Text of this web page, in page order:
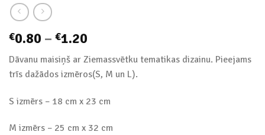
€0.80 – €1.20
range:
€0.80
through
€1.20
Dāvanu maisiņš ar Ziemassvētku tematikas dizainu. Pieejams
trīs dažādos izmēros(S, M un L).
S izmērs – 18 cm x 23 cm
M izmērs – 25 cm x 32 cm